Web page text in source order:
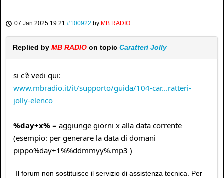
07 Jan 2025 19:21 #100922 by MB RADIO
Replied by MB RADIO on topic Caratteri Jolly
si c'è vedi qui:
www.mbradio.it/it/supporto/guida/104-car...ratteri-
jolly-elenco
%day+x% = aggiunge giorni x alla data corrente
(esempio: per generare la data di domani
pippo%day+1%%ddmmyy%.mp3 )
Il forum non sostituisce il servizio di assistenza tecnica. Per